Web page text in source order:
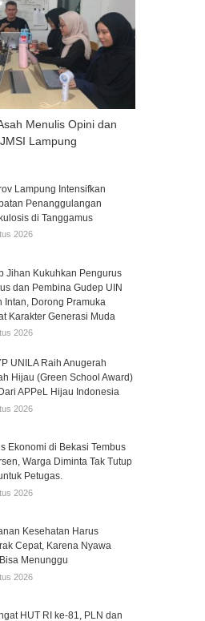
Menulis Opini dan
Lampung
Lampung Intensifkan
Penanggulangan
di Tanggamus
2026
Jihan Kukuhkan Pengurus
dan Pembina Gudep UIN
Intan, Dorong Pramuka
Karakter Generasi Muda
2026
UNILA Raih Anugerah
Hijau (Green School Award)
APPeL Hijau Indonesia
2026
Ekonomi di Bekasi Tembus
Warga Diminta Tak Tutup
Petugas.
2026
Kesehatan Harus
Cepat, Karena Nyawa
Menunggu
2026
HUT RI ke-81, PLN dan